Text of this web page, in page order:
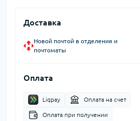
Доставка
Новой почтой в отделения и
почтоматы
Оплата
Liqpay Оплата на счет
Оплата при получении